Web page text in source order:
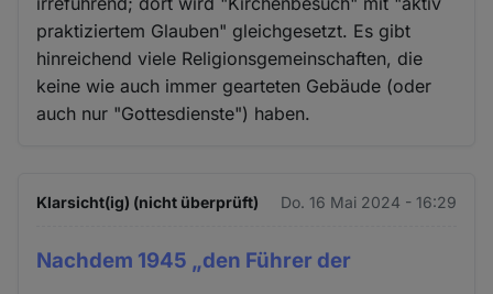
praktiziertem Glauben" gleichgesetzt. Es gibt
hinreichend viele Religionsgemeinschaften, die
keine wie auch immer gearteten Gebäude (oder
auch nur "Gottesdienste") haben.
Klarsicht(ig) (nicht überprüft) Do. 16 Mai 2024 - 16:29
Nachdem 1945 „den Führer der